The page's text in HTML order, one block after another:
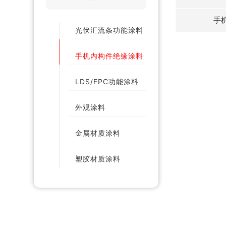
光伏汇流条功能涂料
手机内构件绝缘涂料
LDS/FPC功能涂料
外观涂料
金属材质涂料
塑胶材质涂料
手